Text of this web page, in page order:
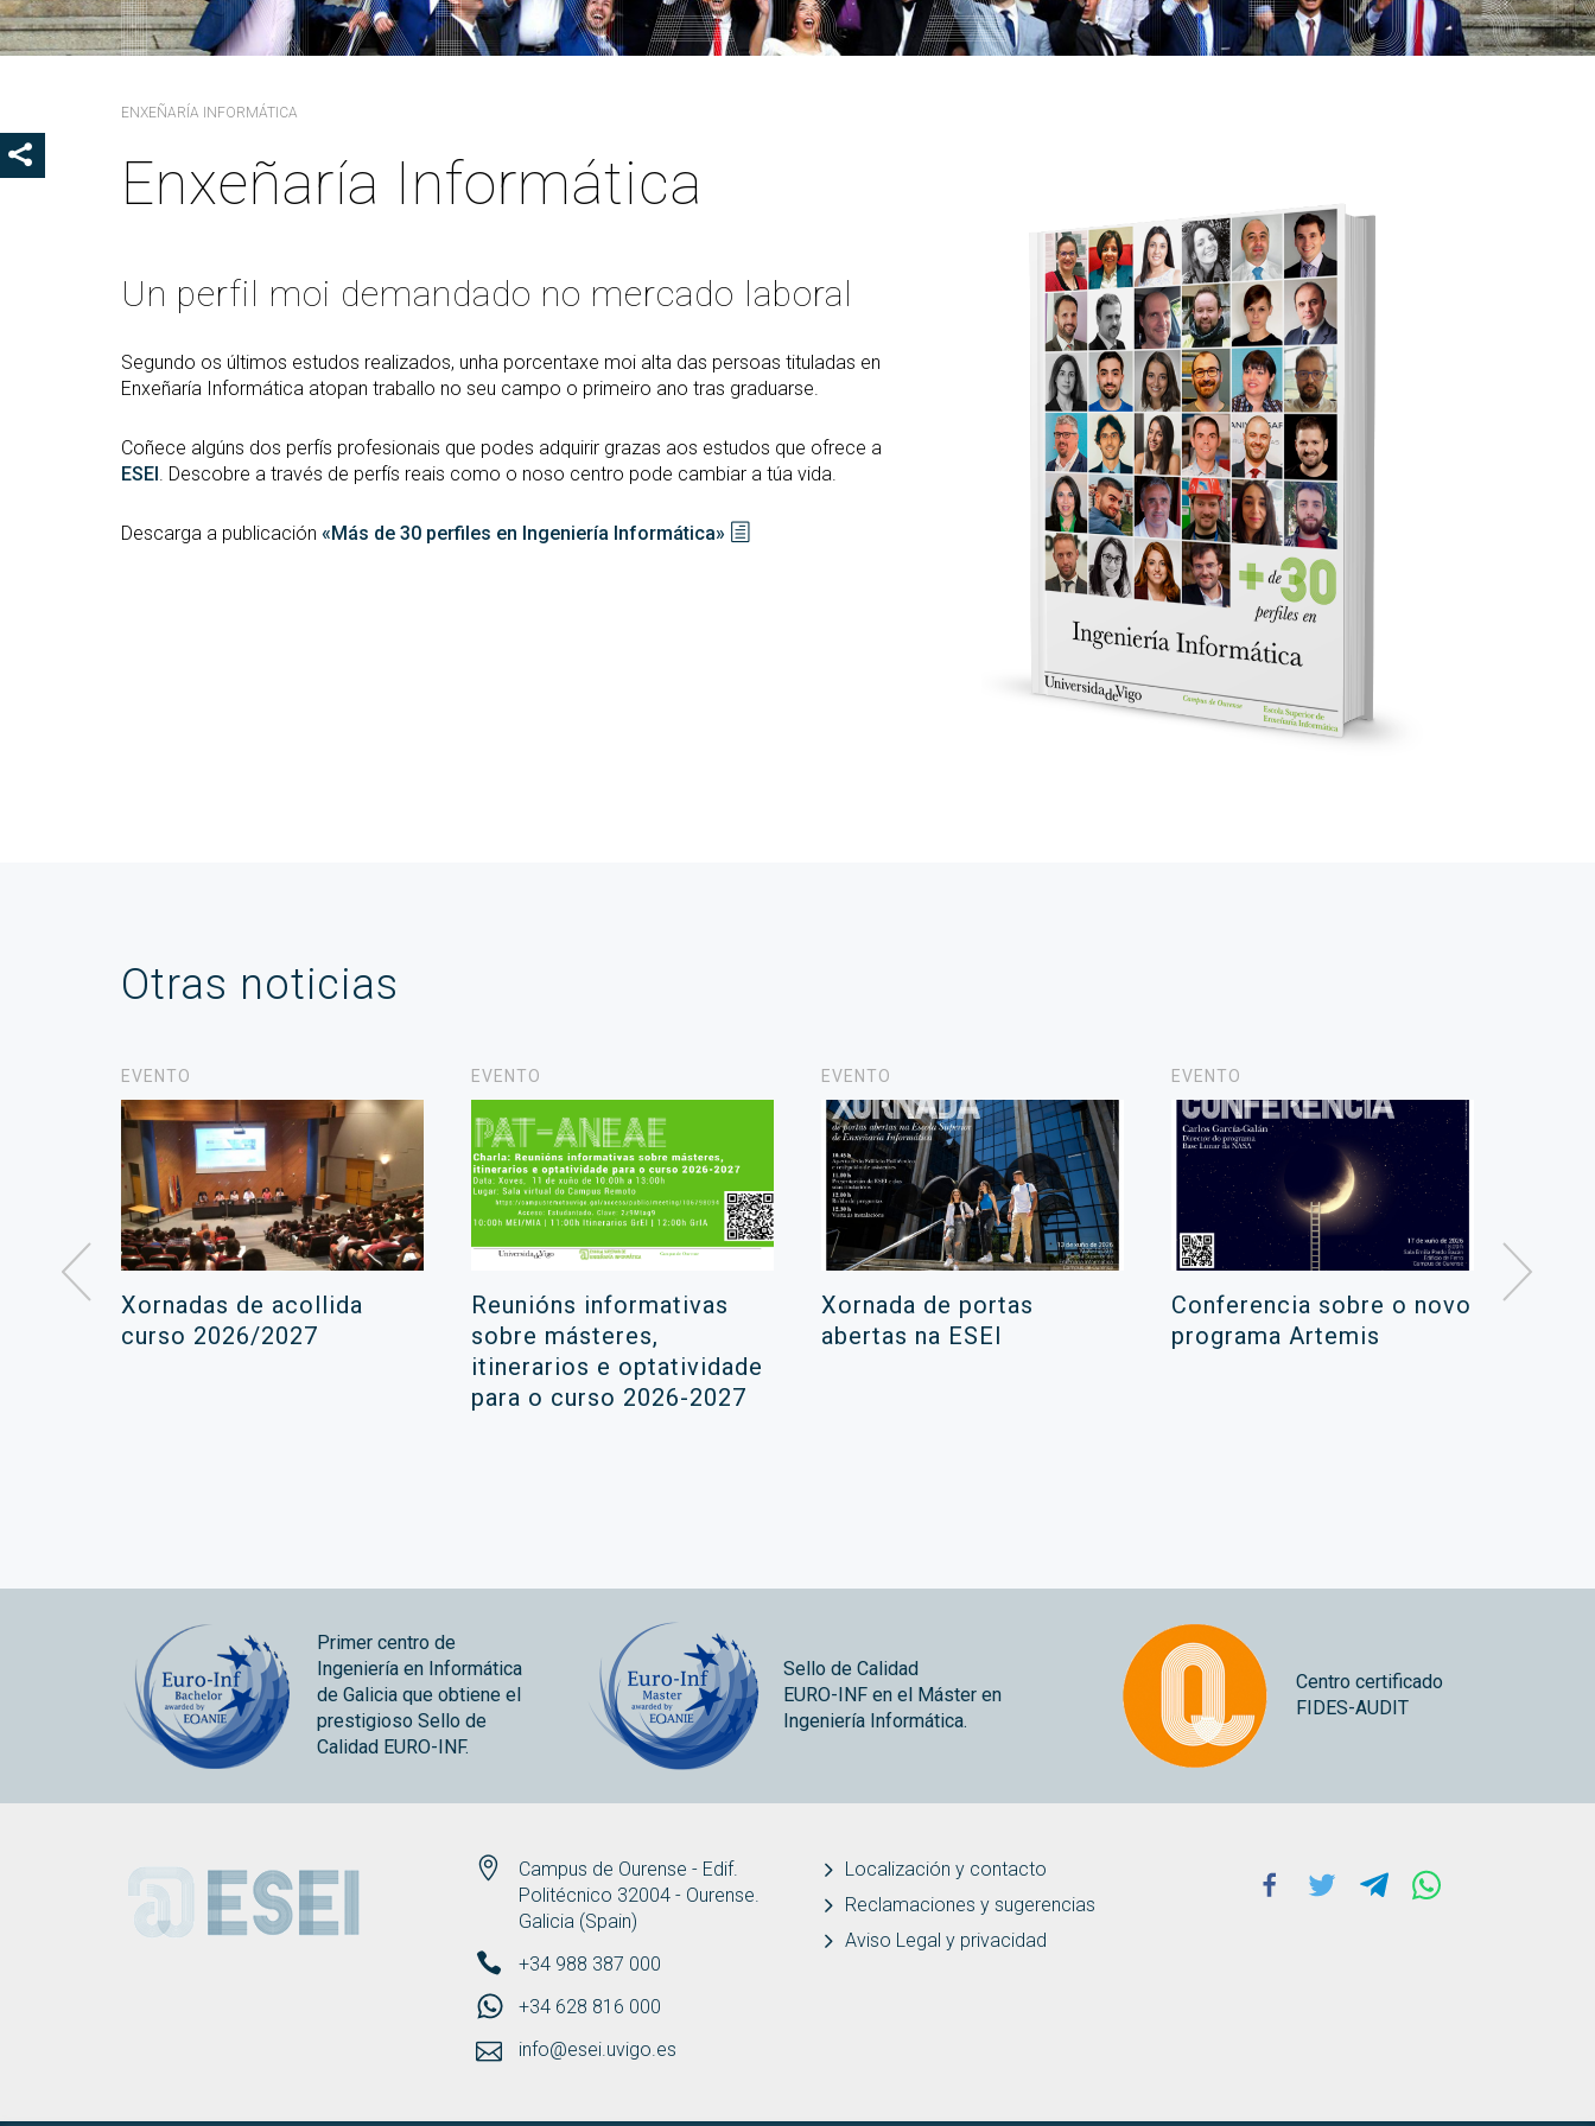
Órganos de gobierno
Coordinación
Igualdad
Localización y contacto
profesorado nuevo
extracurriculares
Prácticas en empresa
Evaluación por Compensación
PARS Grado y Máster en
Ingeniería Informática
títulos
Reconocimientos de calidad
ENXEÑARÍA INFORMÁTICA
Enxeñaría Informática
Un perfil moi demandado no mercado laboral
Segundo os últimos estudos realizados, unha porcentaxe moi alta das persoas tituladas en
Enxeñaría Informática atopan traballo no seu campo o primeiro ano tras graduarse.
Coñece algúns dos perfís profesionais que podes adquirir grazas aos estudos que ofrece a
ESEI. Descobre a través de perfís reais como o noso centro pode cambiar a túa vida.
Descarga a publicación «Más de 30 perfiles en Ingeniería Informática»
Otras noticias
EVENTO
Xornadas de acollida
curso 2026/2027
EVENTO
Reunións informativas
sobre másteres,
itinerarios e optatividade
para o curso 2026-2027
EVENTO
Xornada de portas
abertas na ESEI
EVENTO
Conferencia sobre o novo
programa Artemis
Primer centro de
Ingeniería en Informática
de Galicia que obtiene el
prestigioso Sello de
Calidad EURO-INF.
Sello de Calidad
EURO-INF en el Máster en
Ingeniería Informática.
Centro certificado
FIDES-AUDIT
ESEI
Campus de Ourense - Edif.
Politécnico 32004 - Ourense.
Galicia (Spain)
+34 988 387 000
+34 628 816 000
info@esei.uvigo.es
Localización y contacto
Reclamaciones y sugerencias
Aviso Legal y privacidad
Facebook
Twitter Telegram
SHOW SHARE BUTTONS